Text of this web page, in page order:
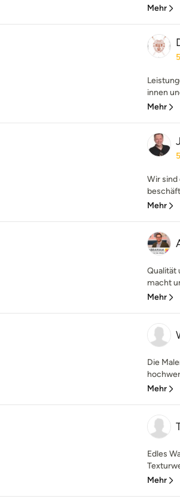
Mehr
innen
Mehr
Wir
Mehr
Qualität
macht
Mehr
Die
Mehr
Edles
Mehr